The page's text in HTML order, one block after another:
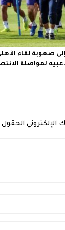
صعوبة لقاء
لمواصلة
الإلكتروني.الحقول